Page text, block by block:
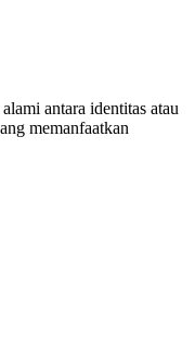
antara identitas atau
memanfaatkan